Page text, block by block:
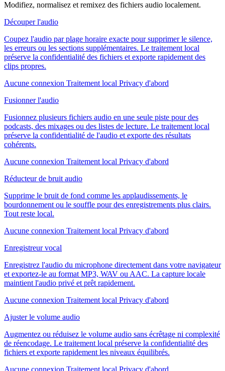
Modifiez, normalisez et remixez des fichiers audio localement.
Découper l'audio
Coupez l'audio par plage horaire exacte pour supprimer le silence,
les erreurs ou les sections supplémentaires. Le traitement local
préserve la confidentialité des fichiers et exporte rapidement des
clips propres.
Aucune connexion Traitement local Privacy d'abord
Fusionner l'audio
Fusionnez plusieurs fichiers audio en une seule piste pour des
podcasts, des mixages ou des listes de lecture. Le traitement local
préserve la confidentialité de l'audio et exporte des résultats
cohérents.
Aucune connexion Traitement local Privacy d'abord
Réducteur de bruit audio
Supprime le bruit de fond comme les applaudissements, le
bourdonnement ou le souffle pour des enregistrements plus clairs.
Tout reste local.
Aucune connexion Traitement local Privacy d'abord
Enregistreur vocal
Enregistrez l'audio du microphone directement dans votre navigateur
et exportez-le au format MP3, WAV ou AAC. La capture locale
maintient l'audio privé et prêt rapidement.
Aucune connexion Traitement local Privacy d'abord
Ajuster le volume audio
Augmentez ou réduisez le volume audio sans écrêtage ni complexité
de réencodage. Le traitement local préserve la confidentialité des
fichiers et exporte rapidement les niveaux équilibrés.